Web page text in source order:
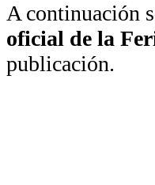
A continuación
oficial de la
publicación.